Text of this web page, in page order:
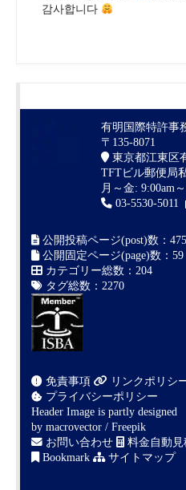
감사합니다
有明国際特許事
〒135-8071
東京都江東区
TFTビル郵便局
月～金: 9:00am
03-5530-5011
公開投稿ページ(post)数：
公開固定ページ(page)数：59
カテゴリー総数：204
タグ総数：2270
免責事項
リンクポリシ
プライバシーポリシー
Header Image is partly designed
by macrovector / Freepik
お問い合わせ
料金自動見
Bookmark
サイトマップ